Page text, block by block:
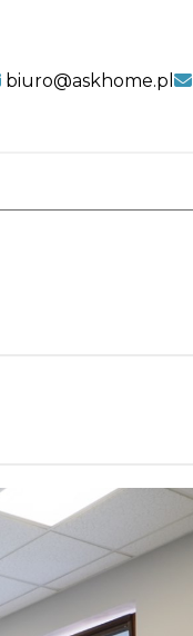
biuro@askhome.pl